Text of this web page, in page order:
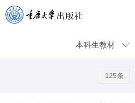
本科生教材
125条